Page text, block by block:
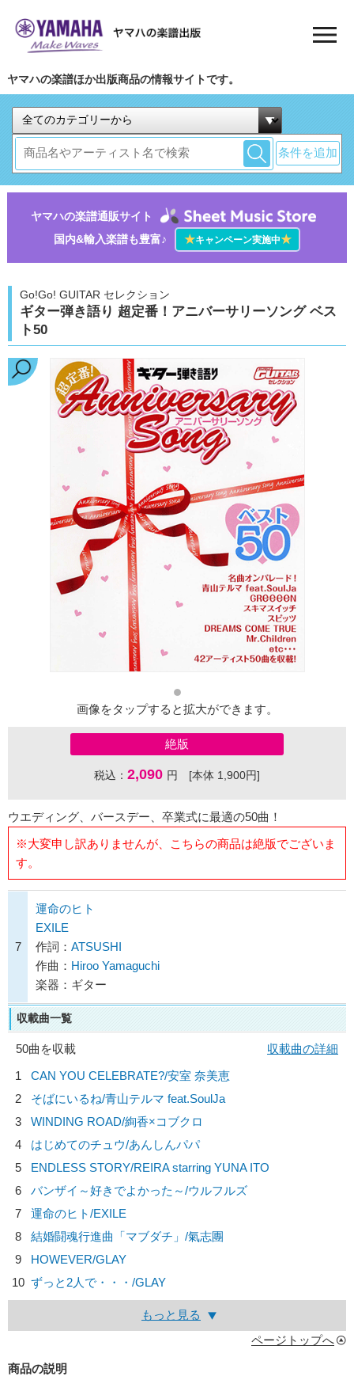
ヤマハの楽譜ほか出版商品の情報サイトです。
条件を追加
ヤマハの楽譜通販サイト
国内&輸入楽譜も豊富♪
★キャンペーン実施中★
Go!Go! GUITAR セレクション
ギター弾き語り 超定番！アニバーサリーソング ベス
ト50
画像をタップすると拡大ができます。
絶版
税込： 2,090 円 [本体 1,900円]
ウエディング、バースデー、卒業式に最適の50曲！
※大変申し訳ありませんが、こちらの商品は絶版でございま
す。
7
運命のヒト
EXILE
作詞： ATSUSHI
作曲： Hiroo Yamaguchi
楽器：ギター
収載曲一覧
50曲を収載
収載曲の詳細
1
CAN YOU CELEBRATE?/安室 奈美恵
2
そばにいるね/青山テルマ feat.SoulJa
3
WINDING ROAD/絢香×コブクロ
4
はじめてのチュウ/あんしんパパ
5
ENDLESS STORY/REIRA starring YUNA ITO
6
バンザイ～好きでよかった～/ウルフルズ
7
運命のヒト/EXILE
8
結婚闘魂行進曲「マブダチ」/氣志團
9
HOWEVER/GLAY
10 ずっと2人で・・・/GLAY
もっと見る
ページトップへ
商品の説明